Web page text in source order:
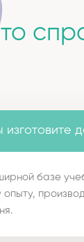
изготовите
базе
опыту,